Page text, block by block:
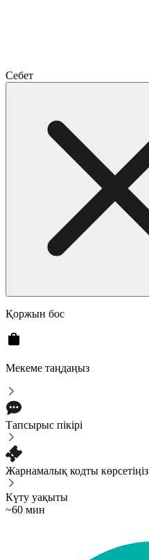
Себет
Қоржын бос
Мекеме таңдаңыз
Тапсырыс пікірі
Жарнамалық кодты көрсетіңіз
Күту уақыты
~60 мин